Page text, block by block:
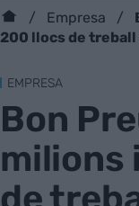
Empresa
200 llocs de
EMPRESA
Bon
milions